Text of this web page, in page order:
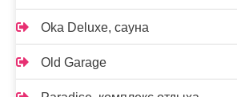
Oka Deluxe, сауна
Old Garage